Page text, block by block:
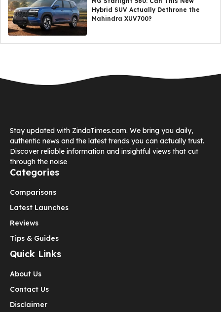
Hybrid SUV Actually Dethrone the
Mahindra XUV700?
Stay updated with ZindaTimes.com. We bring you daily,
authentic news and the latest trends you can actually trust.
Discover reliable information and insightful views that cut
through the noise
Categories
Comparisons
Latest Launches
Reviews
Tips & Guides
Quick Links
About Us
Contact Us
Disclaimer